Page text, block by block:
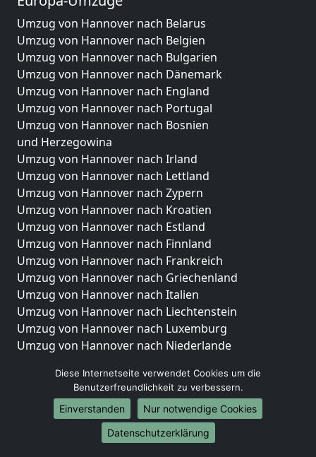
Umzug von Hannover nach Belarus
Umzug von Hannover nach Belgien
Umzug von Hannover nach Bulgarien
Umzug von Hannover nach Dänemark
Umzug von Hannover nach England
Umzug von Hannover nach Portugal
Umzug von Hannover nach Bosnien
und Herzegowina
Umzug von Hannover nach Irland
Umzug von Hannover nach Lettland
Umzug von Hannover nach Zypern
Umzug von Hannover nach Kroatien
Umzug von Hannover nach Estland
Umzug von Hannover nach Finnland
Umzug von Hannover nach Frankreich
Umzug von Hannover nach Griechenland
Umzug von Hannover nach Italien
Umzug von Hannover nach Liechtenstein
Umzug von Hannover nach Luxemburg
Umzug von Hannover nach Niederlande
Umzüge-Deutschlandweit
Umzug von Hannover nach Berlin
Umzug von Hannover nach Hamburg
Umzug von Hannover nach München
Diese Internetseite verwendet Cookies um die
Benutzerfreundlichkeit zu verbessern.
Einverstanden
Nur notwendige Cookies
Datenschutzerklärung